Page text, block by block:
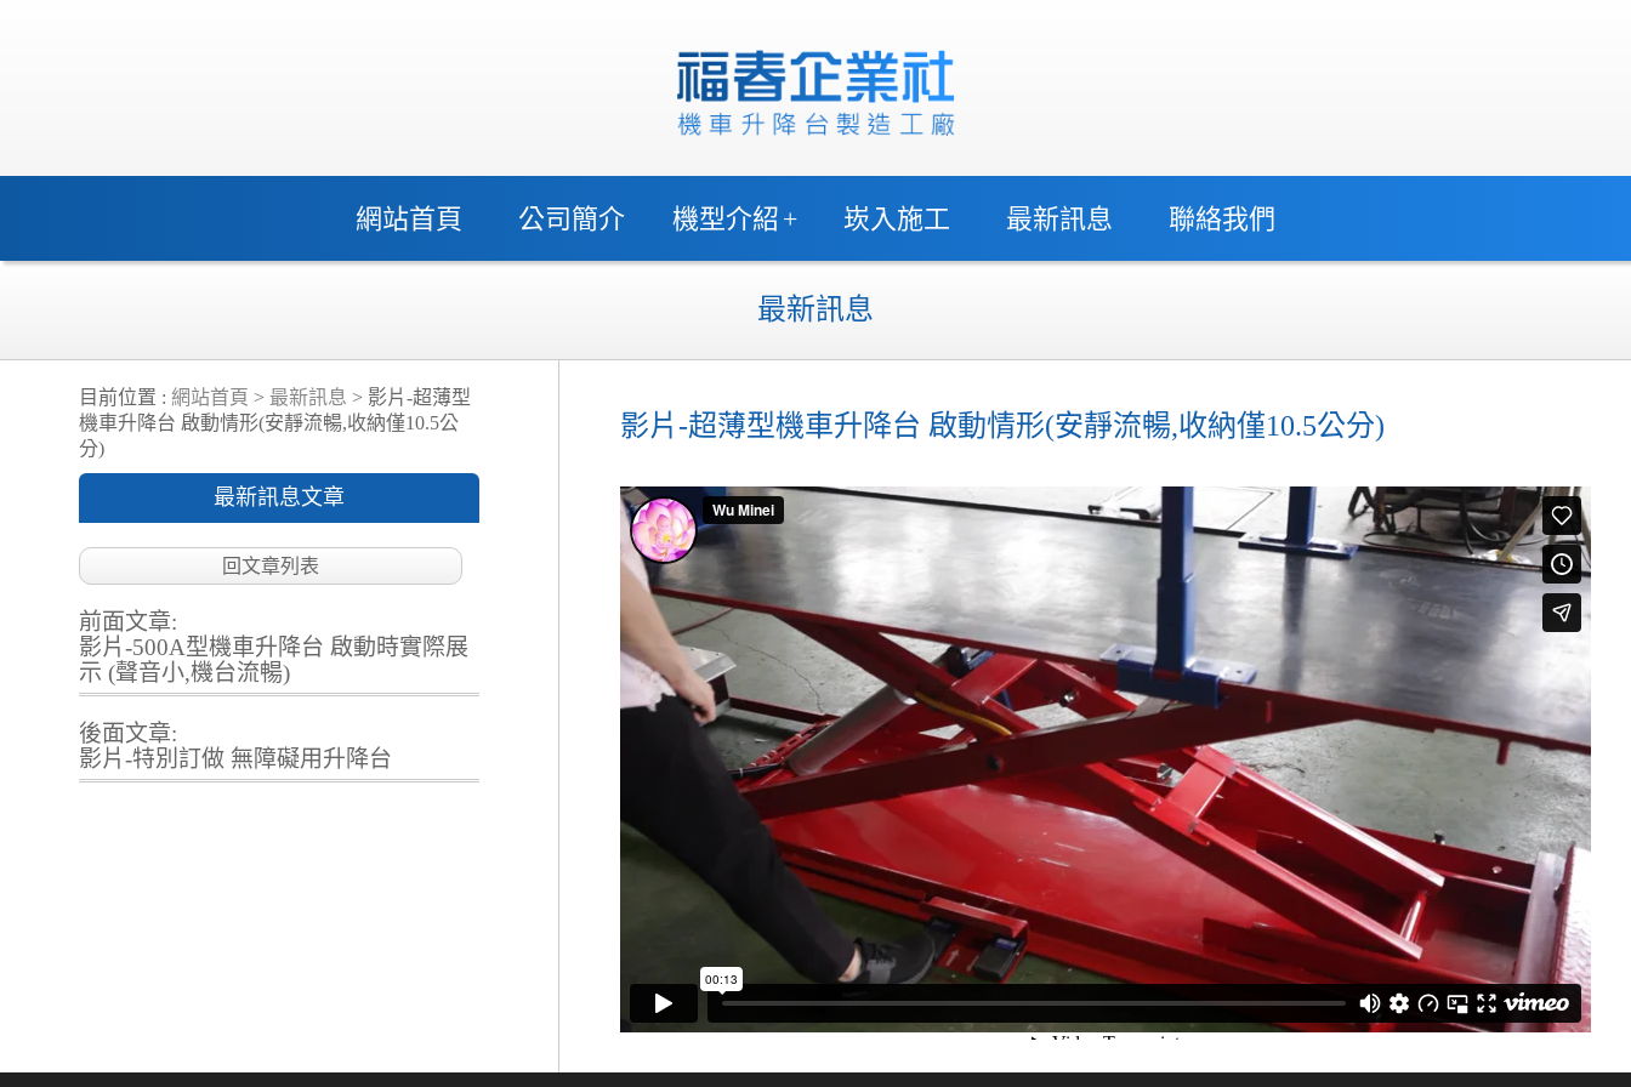
網站首頁 公司簡介 機型介紹 + 崁入施工 最新訊息 聯絡我們
最新訊息
目前位置 : 網站首頁 > 最新訊息 > 影片-超薄型
機車升降台 啟動情形(安靜流暢,收納僅10.5公
分)
最新訊息文章
回文章列表
前面文章:
影片-500A型機車升降台 啟動時實際展
示 (聲音小,機台流暢)
後面文章:
影片-特別訂做 無障礙用升降台
影片-超薄型機車升降台 啟動情形(安靜流暢,收納僅10.5公分)